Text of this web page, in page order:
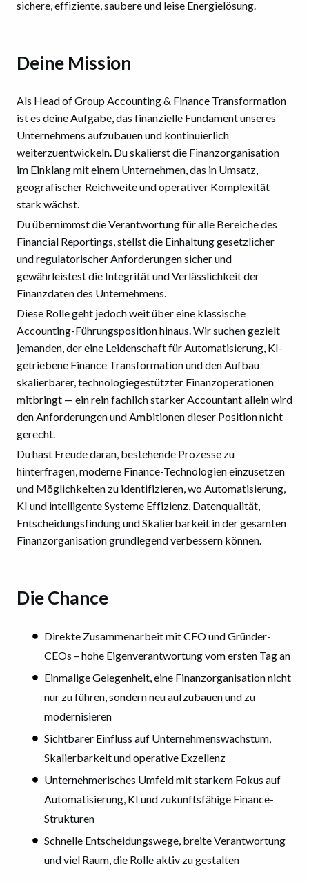
sichere, effiziente, saubere und leise Energielösung.
Deine Mission
Als Head of Group Accounting & Finance Transformation
ist es deine Aufgabe, das finanzielle Fundament unseres
Unternehmens aufzubauen und kontinuierlich
weiterzuentwickeln. Du skalierst die Finanzorganisation
im Einklang mit einem Unternehmen, das in Umsatz,
geografischer Reichweite und operativer Komplexität
stark wächst.
Du übernimmst die Verantwortung für alle Bereiche des
Financial Reportings, stellst die Einhaltung gesetzlicher
und regulatorischer Anforderungen sicher und
gewährleistest die Integrität und Verlässlichkeit der
Finanzdaten des Unternehmens.
Diese Rolle geht jedoch weit über eine klassische
Accounting-Führungsposition hinaus. Wir suchen gezielt
jemanden, der eine Leidenschaft für Automatisierung, KI-
getriebene Finance Transformation und den Aufbau
skalierbarer, technologiegestützter Finanzoperationen
mitbringt — ein rein fachlich starker Accountant allein wird
den Anforderungen und Ambitionen dieser Position nicht
gerecht.
Du hast Freude daran, bestehende Prozesse zu
hinterfragen, moderne Finance-Technologien einzusetzen
und Möglichkeiten zu identifizieren, wo Automatisierung,
KI und intelligente Systeme Effizienz, Datenqualität,
Entscheidungsfindung und Skalierbarkeit in der gesamten
Finanzorganisation grundlegend verbessern können.
Die Chance
Direkte Zusammenarbeit mit CFO und Gründer-
CEOs – hohe Eigenverantwortung vom ersten Tag an
Einmalige Gelegenheit, eine Finanzorganisation nicht
nur zu führen, sondern neu aufzubauen und zu
modernisieren
Sichtbarer Einfluss auf Unternehmenswachstum,
Skalierbarkeit und operative Exzellenz
Unternehmerisches Umfeld mit starkem Fokus auf
Automatisierung, KI und zukunftsfähige Finance-
Strukturen
Schnelle Entscheidungswege, breite Verantwortung
und viel Raum, die Rolle aktiv zu gestalten